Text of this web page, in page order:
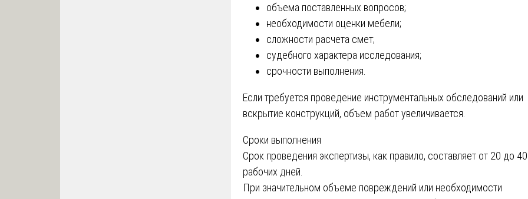
объема поставленных вопросов;
необходимости оценки мебели;
сложности расчета смет;
судебного характера исследования;
срочности выполнения.
Если требуется проведение инструментальных обследований или
вскрытие конструкций, объем работ увеличивается.
Сроки выполнения
Срок проведения экспертизы, как правило, составляет от 20 до 40
рабочих дней.
При значительном объеме повреждений или необходимости